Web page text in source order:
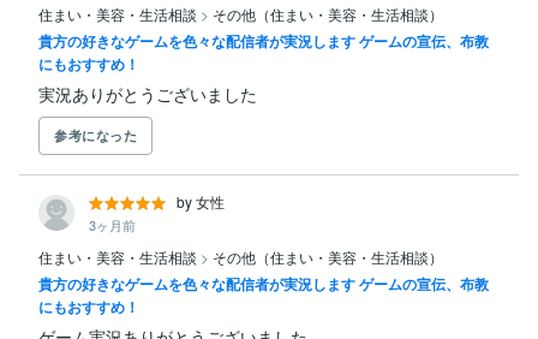
住まい・美容・生活相談 > その他（住まい・美容・生活相談）
貴方の好きなゲームを色々な配信者が実況します ゲームの宣伝、布教
にもおすすめ！
実況ありがとうございました
参考になった
by 女性
3ヶ月前
住まい・美容・生活相談 > その他（住まい・美容・生活相談）
貴方の好きなゲームを色々な配信者が実況します ゲームの宣伝、布教
にもおすすめ！